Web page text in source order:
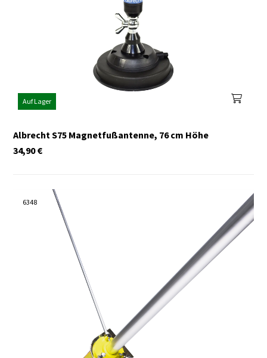
Auf Lager
Albrecht S75 Magnetfußantenne, 76 cm Höhe
€
34,90
6348